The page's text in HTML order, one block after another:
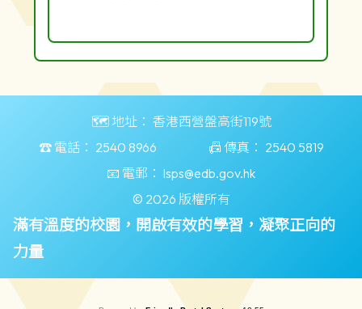
🗺️ 地址： 香港西營盤高街119號
☎️ 電話： 2540 8966 📠 傳真： 2540 5819
📧 電郵： lsps@edb.gov.hk
© 2026 版權所有
滿有溫度的校園，開啟有效的學習，凝聚正向的
力量